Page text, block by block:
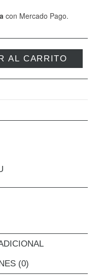
con Mercado Pago.
AL CARRITO
(0)